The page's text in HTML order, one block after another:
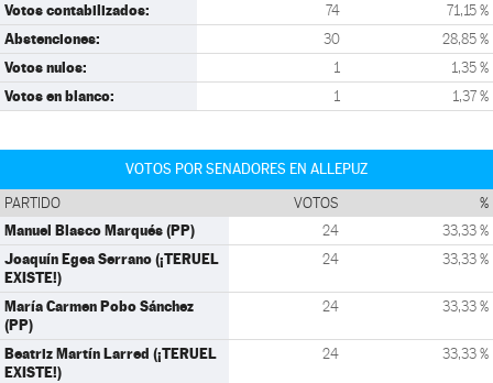
Votos contabilizados: 74 71,15 %
Abstenciones: 30 28,85 %
Votos nulos: 1 1,35 %
Votos en blanco: 1 1,37 %
VOTOS POR SENADORES EN ALLEPUZ
PARTIDO VOTOS %
Manuel Blasco Marqués (PP) 24 33,33 %
Joaquín Egea Serrano (¡TERUEL
EXISTE!)
24 33,33 %
María Carmen Pobo Sánchez
(PP)
24 33,33 %
Beatriz Martín Larred (¡TERUEL
EXISTE!)
24 33,33 %